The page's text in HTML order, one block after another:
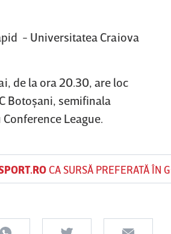
- Universitatea Craiova
de la ora 20.30, are loc
Botoşani, semifinala
League.
CA SURSĂ PREFERATĂ ÎN